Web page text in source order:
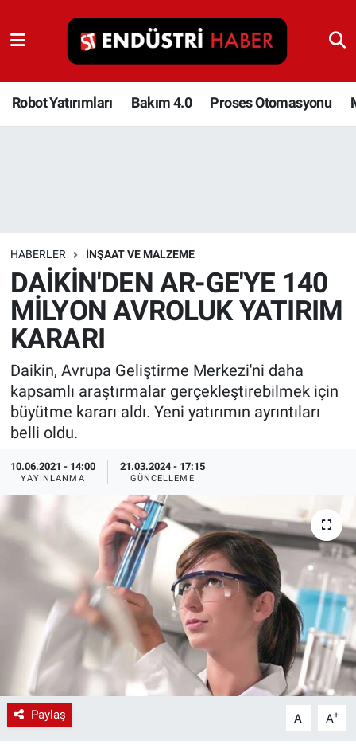
Robot Yatırımları Bakım 4.0 Proses Otomasyonu
HABERLER İNŞAAT VE MALZEME
DAİKİN'DEN AR-GE'YE 140
MİLYON AVROLUK YATIRIM
KARARI
Daikin, Avrupa Geliştirme Merkezi'ni daha
kapsamlı araştırmalar gerçekleştirebilmek için
büyütme kararı aldı. Yeni yatırımın ayrıntıları
belli oldu.
10.06.2021 - 14:00
YAYINLANMA
21.03.2024 - 17:15
GÜNCELLEME
Paylaş A- A+
Robot Yatırımları
Bakım 4.0
Depolama Çözümleri
İnşaat ve Malzeme
HaberOrtak
EndüstriST
Enerjisini Üreten Fabrikalar
Endüstri 4.0 Uygulamaları
Ağır Sanayi Çözümleri